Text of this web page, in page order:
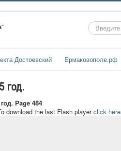
Искать...
Достоевский Ермаковополе.рф
год.
Page 484
download the last Flash playerclick here